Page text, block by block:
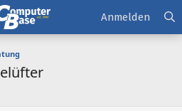
Anmelden